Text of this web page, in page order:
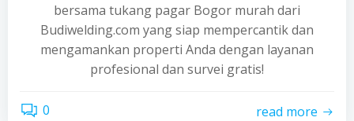
bersama tukang pagar Bogor murah dari
Budiwelding.com yang siap mempercantik dan
mengamankan properti Anda dengan layanan
profesional dan survei gratis!
0 read more